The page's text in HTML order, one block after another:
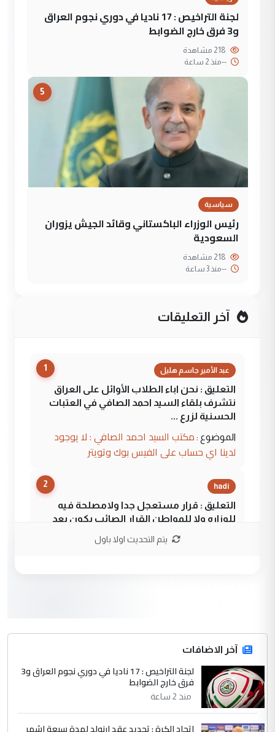
لجنة التراخيص : 17 ناديا في دوري نجوم العراق
و3 فرق خارج الضوابط
--منذ 2 ساعة
5
سياسية
رئيس الوزراء الباكستاني وقائد الجيش يزوران
السعودية
--منذ 3 ساعة
آخر التعليقات
1 عبد الأمير جاسم هليل
التعليق : نحن اباء الطلاب الأوائل على العراق
نتشرف بلقاء السيد احمد الصافي في العتبات
الحسنية لزرع ...
الموضوع : مكتب السيد احمد الصافي : لا يوجود
لدينا اي حساب على الفيس بوك وتويتر
2 hadi
التعليق : قرار مستعجل جدا ولامصلحة فيه
للوزاره ولا للمواطن القرار الصائب يكون بعد
جنسية الرافد الثالث للعراق ومن اصول عريقة
ابا فرات ...
الموضوع :
الجواهري يرد على صدام حسين سل
مضجعيك يابن الزنا (نص كامل)
4
يتم التحديث اولا باول
آخر الاضافات
لجنة التراخيص : 17 ناديا في دوري نجوم العراق و3
فرق خارج الضوابط
منذ 2 ساعة
اتحاد الكرة : تجديد عقد ارنولد لمدة سبعة اشهر